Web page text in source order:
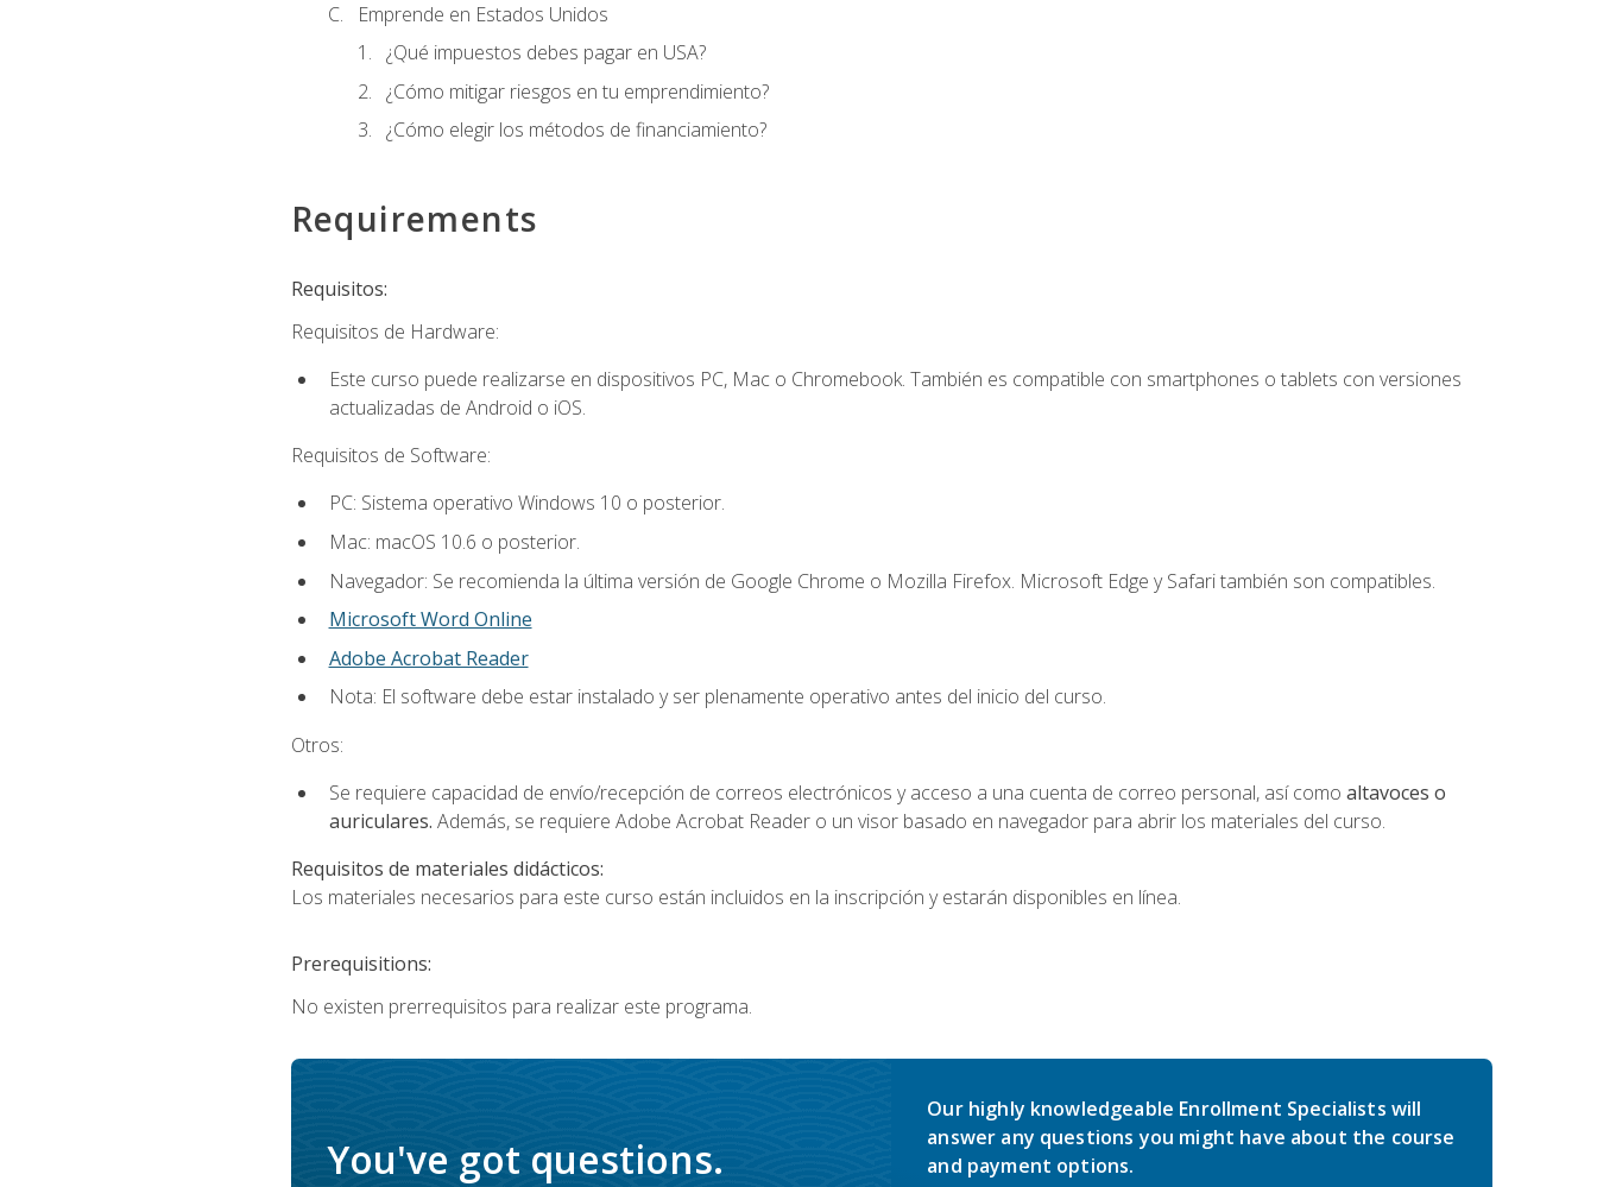
Emprende en Estados Unidos
¿Qué impuestos debes pagar en USA?
¿Cómo mitigar riesgos en tu emprendimiento?
¿Cómo elegir los métodos de financiamiento?
Requirements
Requisitos:
Requisitos de Hardware:
Este curso puede realizarse en dispositivos PC, Mac o Chromebook. También es compatible con smartphones o tablets con versiones
actualizadas de Android o iOS.
Requisitos de Software:
PC: Sistema operativo Windows 10 o posterior.
Mac: macOS 10.6 o posterior.
Navegador: Se recomienda la última versión de Google Chrome o Mozilla Firefox. Microsoft Edge y Safari también son compatibles.
Microsoft Word Online
Adobe Acrobat Reader
Nota: El software debe estar instalado y ser plenamente operativo antes del inicio del curso.
Otros:
Se requiere capacidad de envío/recepción de correos electrónicos y acceso a una cuenta de correo personal, así como altavoces o
auriculares. Además, se requiere Adobe Acrobat Reader o un visor basado en navegador para abrir los materiales del curso.
Requisitos de materiales didácticos:
Los materiales necesarios para este curso están incluidos en la inscripción y estarán disponibles en línea.
Prerequisitions:
No existen prerrequisitos para realizar este programa.
You've got questions.
Our highly knowledgeable Enrollment Specialists will
answer any questions you might have about the course
and payment options.